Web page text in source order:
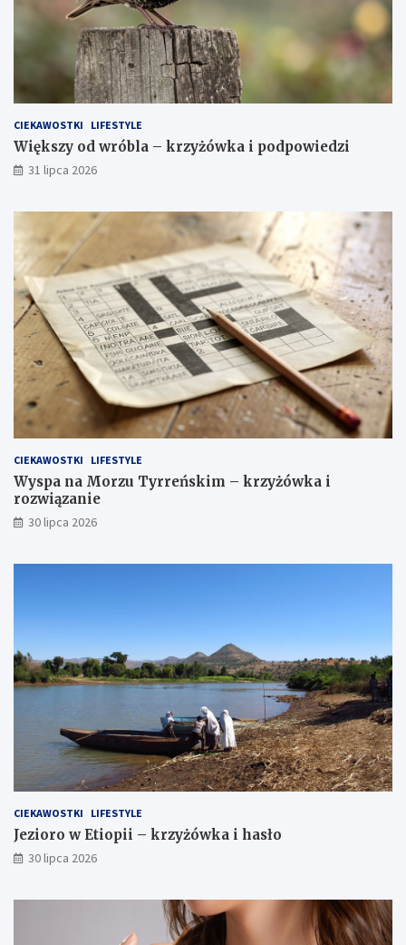
CIEKAWOSTKI LIFESTYLE
Większy od wróbla – krzyżówka i podpowiedzi
31 lipca 2026
CIEKAWOSTKI LIFESTYLE
Wyspa na Morzu Tyrreńskim – krzyżówka i
rozwiązanie
30 lipca 2026
CIEKAWOSTKI LIFESTYLE
Jezioro w Etiopii – krzyżówka i hasło
30 lipca 2026